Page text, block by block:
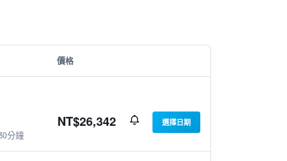
價格
分鐘
NT$26,342 選擇日期